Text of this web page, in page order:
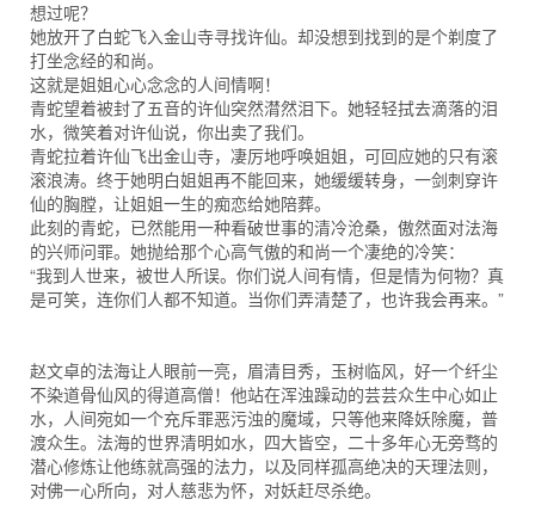
想过呢？
她放开了白蛇飞入金山寺寻找许仙。却没想到找到的是个剃度了
打坐念经的和尚。
这就是姐姐心心念念的人间情啊！
青蛇望着被封了五音的许仙突然潸然泪下。她轻轻拭去滴落的泪
水，微笑着对许仙说，你出卖了我们。
青蛇拉着许仙飞出金山寺，凄厉地呼唤姐姐，可回应她的只有滚
滚浪涛。终于她明白姐姐再不能回来，她缓缓转身，一剑刺穿许
仙的胸膛，让姐姐一生的痴恋给她陪葬。
此刻的青蛇，已然能用一种看破世事的清冷沧桑，傲然面对法海
的兴师问罪。她抛给那个心高气傲的和尚一个凄绝的冷笑：
“我到人世来，被世人所误。你们说人间有情，但是情为何物？真
是可笑，连你们人都不知道。当你们弄清楚了，也许我会再来。”
赵文卓的法海让人眼前一亮，眉清目秀，玉树临风，好一个纤尘
不染道骨仙风的得道高僧！他站在浑浊躁动的芸芸众生中心如止
水，人间宛如一个充斥罪恶污浊的魔域，只等他来降妖除魔，普
渡众生。法海的世界清明如水，四大皆空，二十多年心无旁骛的
潜心修炼让他练就高强的法力，以及同样孤高绝决的天理法则，
对佛一心所向，对人慈悲为怀，对妖赶尽杀绝。